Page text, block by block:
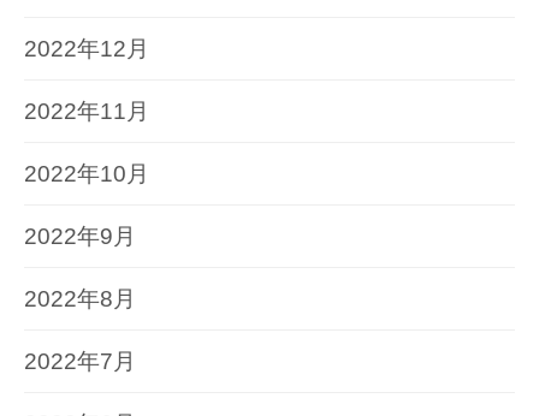
2022年12月
2022年11月
2022年10月
2022年9月
2022年8月
2022年7月